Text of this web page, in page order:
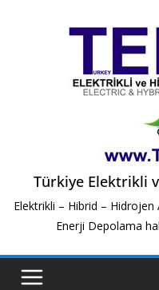
Türkiye Elektrikli
Elektrikli – Hibrid –
Enerji Depolama